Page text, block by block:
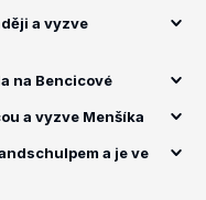
a vyzve
na Bencicové
a vyzve Menšíka
a je ve